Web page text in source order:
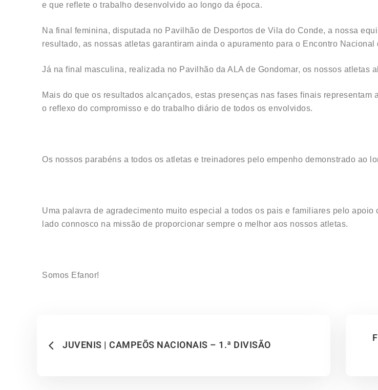
e que reflete o trabalho desenvolvido ao longo da época.
Na final feminina, disputada no Pavilhão de Desportos de Vila do Conde, a nossa
resultado, as nossas atletas garantiram ainda o apuramento para o Encontro Nacional
Já na final masculina, realizada no Pavilhão da ALA de Gondomar, os nossos atletas
Mais do que os resultados alcançados, estas presenças nas fases finais
o reflexo do compromisso e do trabalho diário de todos os envolvidos.
Os nossos parabéns a todos os atletas e treinadores pelo empenho demonstrado ao
Uma palavra de agradecimento muito especial a todos os pais e familiares pelo
lado connosco na missão de proporcionar sempre o melhor aos nossos atletas.
Somos Efanor!
JUVENIS | CAMPEÕS NACIONAIS – 1.ª DIVISÃO